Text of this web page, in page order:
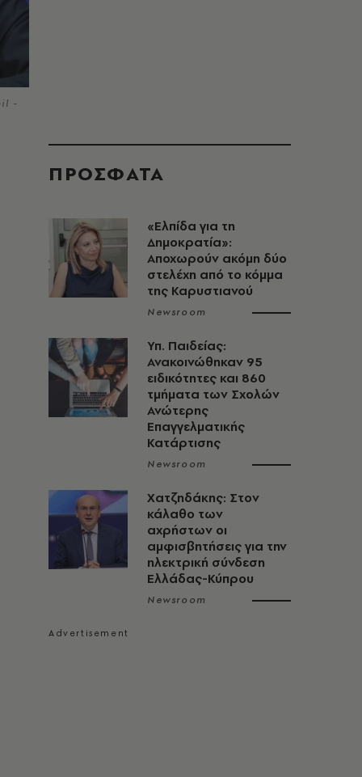
-
ΠΡΟΣΦΑΤΑ
«Ελπίδα για τη
Δημοκρατία»:
Αποχωρούν ακόμη δύο
στελέχη από το κόμμα
της Καρυστιανού
Newsroom
Υπ. Παιδείας:
Ανακοινώθηκαν 95
ειδικότητες και 860
τμήματα των Σχολών
Ανώτερης
Επαγγελματικής
Κατάρτισης
Newsroom
Χατζηδάκης: Στον
κάλαθο των
αχρήστων οι
αμφισβητήσεις για την
ηλεκτρική σύνδεση
Ελλάδας-Κύπρου
Newsroom